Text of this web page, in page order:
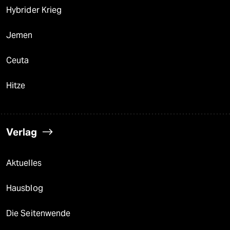
Hybrider Krieg
Jemen
Ceuta
Hitze
Verlag
Aktuelles
Hausblog
Die Seitenwende